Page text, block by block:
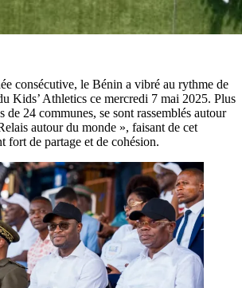
consécutive, le Bénin a vibré au rythme de
Kids’ Athletics ce mercredi 7 mai 2025. Plus
de 24 communes, se sont rassemblés autour
autour du monde », faisant de cet
fort de partage et de cohésion.